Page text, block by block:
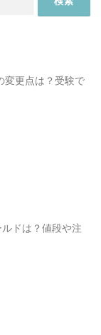
変更点は？受験で
ドは？値段や注